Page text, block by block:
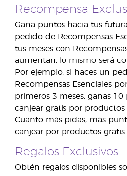
Recompensa
Gana puntos hacia tus
pedido de Recompensas
tus meses con
aumentan, lo mismo será
Por ejemplo, si haces un
Recompensas Esenciales
primeros 3 meses, ganas
canjear gratis por productos
Cuanto más pidas, más
canjear por productos gratis
Regalos Exclusivos
Obtén regalos disponibles